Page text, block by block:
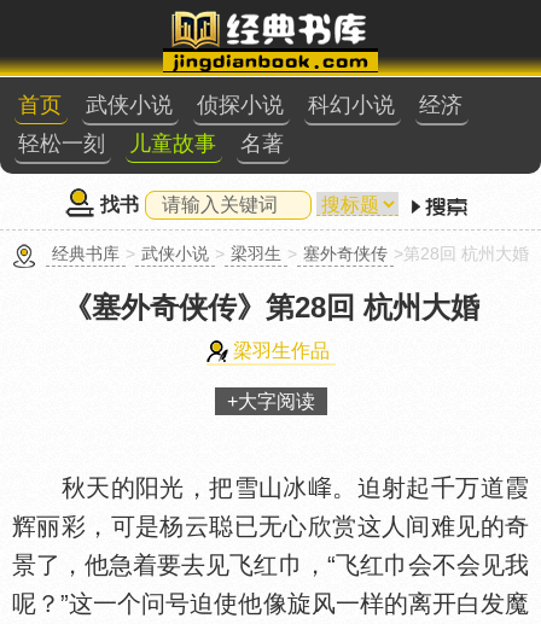
首页 武侠小说 侦探小说 科幻小说
经济
轻松一刻
儿童故事 名著
找书
经典书库 > 武侠小说 > 梁羽生 > 塞外奇侠传 >第28回 杭州大婚
《塞外奇侠传》 第28回 杭州大婚
梁羽生作品
+大字阅读
秋天的阳光，把雪山冰
。迫射起千万道霞
辉丽彩，可是杨云聪已无心欣赏这人间难见的奇
景了，他急着要去见飞红巾，“飞红巾会不会见我
呢？”这一个问号迫使他像旋风一样的离开白发魔